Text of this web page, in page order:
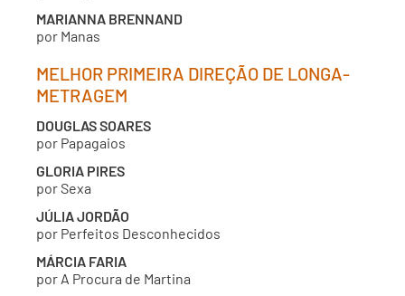
MARIANNA BRENNAND
por Manas
MELHOR PRIMEIRA DIREÇÃO DE LONGA-
METRAGEM
DOUGLAS SOARES
por Papagaios
GLORIA PIRES
por Sexa
JÚLIA JORDÃO
por Perfeitos Desconhecidos
MÁRCIA FARIA
por A Procura de Martina